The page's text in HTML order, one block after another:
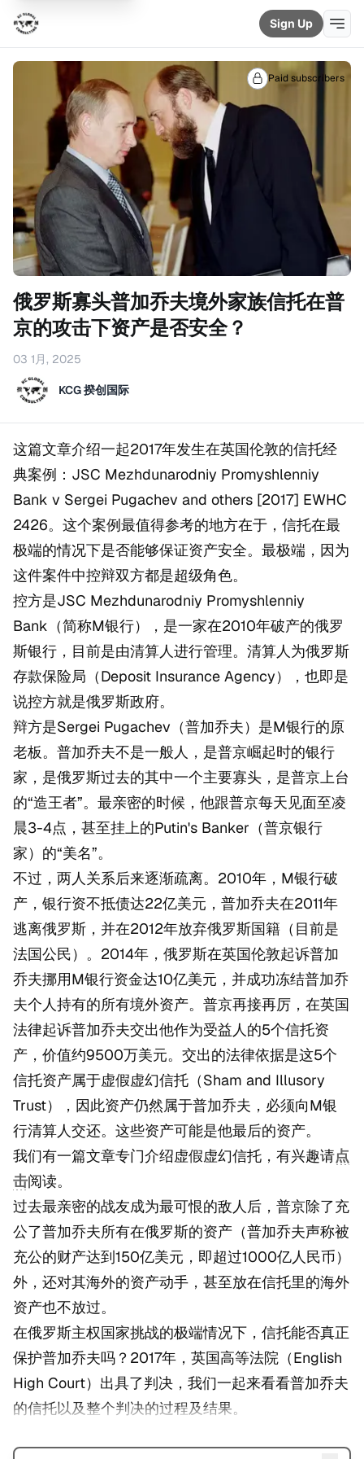
Sign Up
Paid subscribers
俄罗斯寡头普加乔夫境外家族信托在普
京的攻击下资产是否安全？
03 1月, 2025
KCG 揆创国际
这篇文章介绍一起2017年发生在英国伦敦的信托经
典案例： JSC Mezhdunarodniy Promyshlenniy
Bank v Sergei Pugachev and others [2017] EWHC
2426。这个案例最值得参考的地方在于，信托在最
极端的情况下是否能够保证资产安全。最极端，因为
这件案件中控辩双方都是超级角色。
控方是JSC Mezhdunarodniy Promyshlenniy
Bank（简称M银行），是一家在2010年破产的俄罗
斯银行，目前是由清算人进行管理。清算人为俄罗斯
存款保险局（Deposit Insurance Agency），也即是
说控方就是俄罗斯政府。
辩方是Sergei Pugachev（普加乔夫）是M银行的原
老板。普加乔夫不是一般人，是普京崛起时的银行
家，是俄罗斯过去的其中一个主要寡头，是普京上台
的“造王者”。最亲密的时候，他跟普京每天见面至凌
晨3-4点，甚至挂上的Putin's Banker（普京银行
家）的“美名”。
不过，两人关系后来逐渐疏离。2010年，M银行破
产，银行资不抵债达22亿美元，普加乔夫在2011年
逃离俄罗斯，并在2012年放弃俄罗斯国籍（目前是
法国公民）。2014年，俄罗斯在英国伦敦起诉普加
乔夫挪用M银行资金达10亿美元，并成功冻结普加乔
夫个人持有的所有境外资产。普京再接再厉，在英国
法律起诉普加乔夫交出他作为受益人的5个信托资
产，价值约9500万美元。交出的法律依据是这5个
信托资产属于虚假虚幻信托（Sham and Illusory
Trust），因此资产仍然属于普加乔夫，必须向M银
行清算人交还。这些资产可能是他最后的资产。
我们有一篇文章专门介绍虚假虚幻信托，有兴趣请点
击阅读。
过去最亲密的战友成为最可恨的敌人后，普京除了充
公了普加乔夫所有在俄罗斯的资产（普加乔夫声称被
充公的财产达到150亿美元，即超过1000亿人民币）
外，还对其海外的资产动手，甚至放在信托里的海外
资产也不放过。
在俄罗斯主权国家挑战的极端情况下，信托能否真正
保护普加乔夫吗？2017年，英国高等法院（English
High Court）出具了判决，我们一起来看看普加乔夫
的信托以及整个判决的过程及结果。